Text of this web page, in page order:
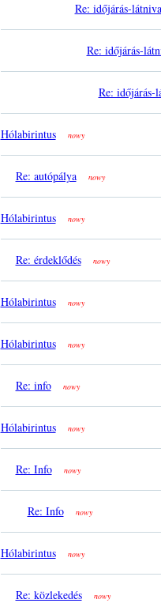
Re: időjárás-
Re: időjárás-
Re: időjárás-
Hólabirintus nowy
Re: autópálya nowy
Hólabirintus nowy
Re: érdeklődés nowy
Hólabirintus nowy
Hólabirintus nowy
Re: info nowy
Hólabirintus nowy
Re: Info nowy
Re: Info nowy
Hólabirintus nowy
Re: közlekedés nowy